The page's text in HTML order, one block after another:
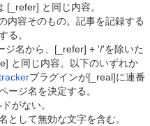
[_refer] と同じ内容。
内容そのもの。記事を記録する
る。
ジ名から、[_refer] + '/'を除いた
と同じ内容。以下のいずれか
プラグインが[_real]に連番
ージ名を決定する。
がない。
として無効な文字を含む。